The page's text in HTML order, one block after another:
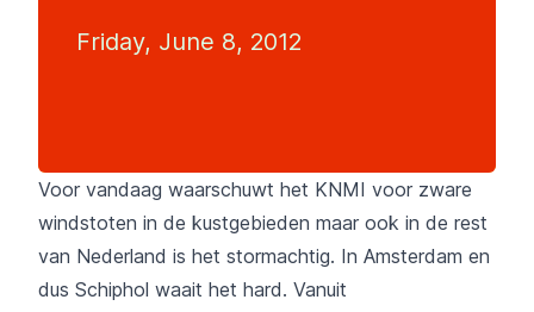
Friday, June 8, 2012
Voor vandaag waarschuwt het KNMI voor zware
windstoten in de kustgebieden maar ook in de rest
van Nederland is het stormachtig. In Amsterdam en
dus Schiphol waait het hard. Vanuit